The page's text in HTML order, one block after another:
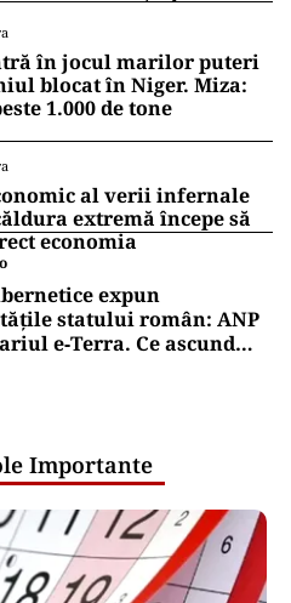
în jocul marilor puteri
blocat în Niger. Miza:
1.000 de tone
al verii infernale
extremă începe să
economia
expun
statului român: ANP
e‑Terra. Ce ascund
Importante